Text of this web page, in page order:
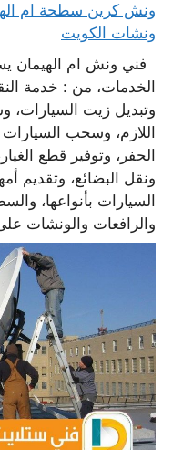
ونشات الكويت
فني ونش ام الهيمان
الخدمات، من : خدمة
وتبديل زيت السيارات،
اللازم، وسحب
الحفر، وتوفير قطع
ونقل البضائع، وتقديم
السيارات بأنواعها،
والرافعات والونشات